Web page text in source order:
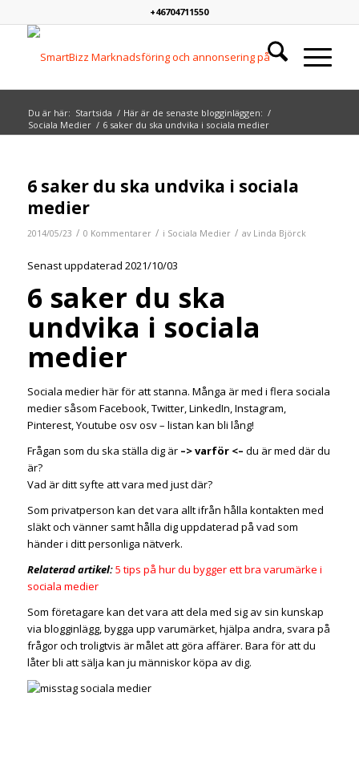
+46704711550
Du är här: Startsida / Här är de senaste blogginläggen: /
Sociala Medier / 6 saker du ska undvika i sociala medier
6 saker du ska undvika i sociala
medier
2014/05/23 / 0 Kommentarer / i Sociala Medier / av Linda Björck
Senast uppdaterad 2021/10/03
6 saker du ska
undvika i sociala
medier
Sociala medier här för att stanna. Många är med i flera sociala
medier såsom Facebook, Twitter, LinkedIn, Instagram,
Pinterest, Youtube osv osv – listan kan bli lång!
Frågan som du ska ställa dig är –> varför <– du är med där du
är?
Vad är ditt syfte att vara med just där?
Som privatperson kan det vara allt ifrån hålla kontakten med
släkt och vänner samt hålla dig uppdaterad på vad som
händer i ditt personliga nätverk.
Relaterad artikel:5 tips på hur du bygger ett bra varumärke i
sociala medier
Som företagare kan det vara att dela med sig av sin kunskap
via blogginlägg, bygga upp varumärket, hjälpa andra, svara på
frågor och troligtvis är målet att göra affärer. Bara för att du
låter bli att sälja kan ju människor köpa av dig.